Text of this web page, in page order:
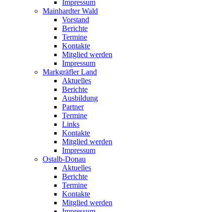
Impressum
Mainhardter Wald
Vorstand
Berichte
Termine
Kontakte
Mitglied werden
Impressum
Markgräfler Land
Aktuelles
Berichte
Ausbildung
Partner
Termine
Links
Kontakte
Mitglied werden
Impressum
Ostalb-Donau
Aktuelles
Berichte
Termine
Kontakte
Mitglied werden